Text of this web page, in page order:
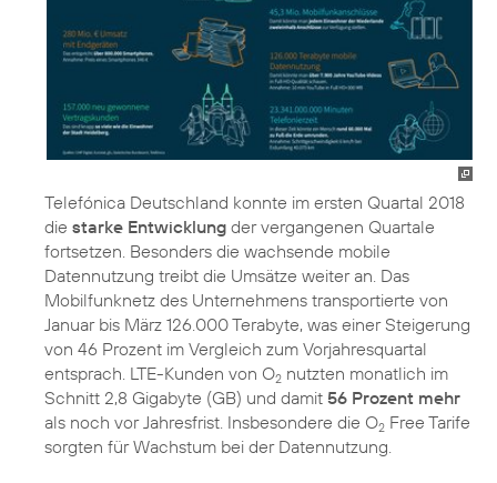
Telefónica Deutschland konnte im ersten Quartal 2018
die starke Entwicklung der vergangenen Quartale
fortsetzen. Besonders die wachsende mobile
Datennutzung treibt die Umsätze weiter an. Das
Mobilfunknetz des Unternehmens transportierte von
Januar bis März 126.000 Terabyte, was einer Steigerung
von 46 Prozent im Vergleich zum Vorjahresquartal
entsprach. LTE-Kunden von O2 nutzten monatlich im
Schnitt 2,8 Gigabyte (GB) und damit 56 Prozent mehr
als noch vor Jahresfrist. Insbesondere die O2 Free Tarife
sorgten für Wachstum bei der Datennutzung.